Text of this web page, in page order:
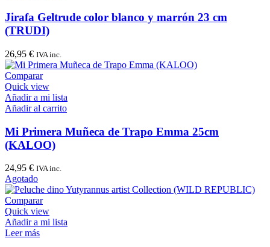
Jirafa Geltrude color blanco y marrón 23 cm
(TRUDI)
26,95 € IVA inc.
Comparar
Quick view
Añadir a mi lista
Añadir al carrito
Mi Primera Muñeca de Trapo Emma 25cm
(KALOO)
24,95 € IVA inc.
Agotado
Comparar
Quick view
Añadir a mi lista
Leer más